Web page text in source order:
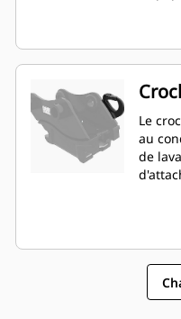
Le
au
de